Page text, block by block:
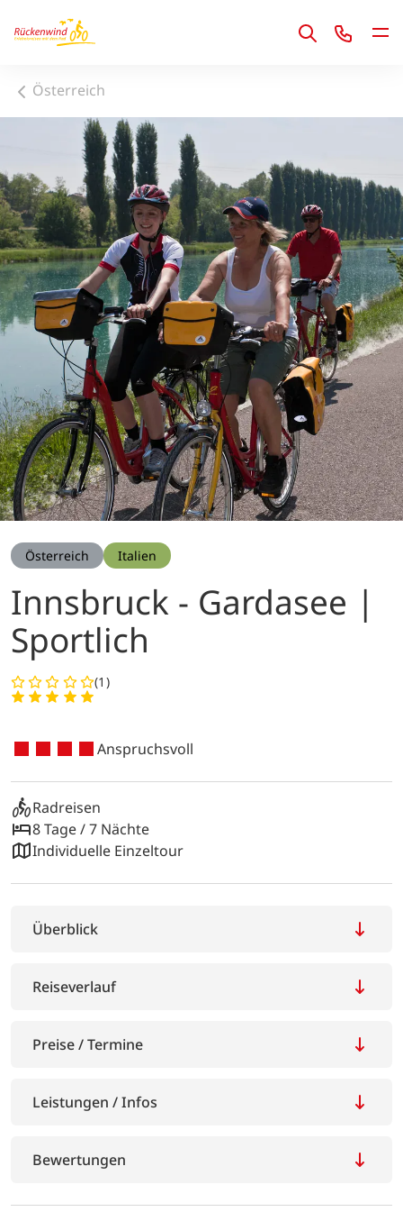
1
Österreich
Österreich Italien
Innsbruck - Gardasee |
Sportlich
(1)
Anspruchsvoll
Radreisen
8 Tage / 7 Nächte
Individuelle Einzeltour
Überblick
Reiseverlauf
Preise / Termine
Leistungen / Infos
Bewertungen